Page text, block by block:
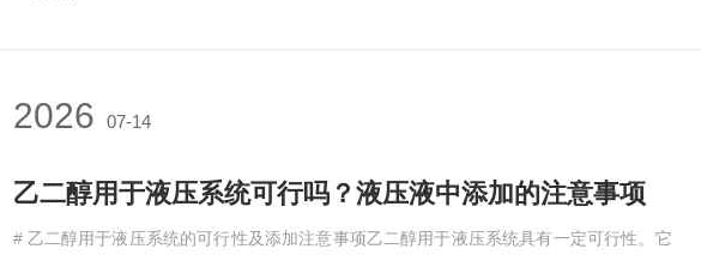
2026 07-14
乙二醇用于液压系统可行吗？液压液中添加的注意事项​
# 乙二醇用于液压系统的可行性及添加注意事项乙二醇用于液压系统具有一定可行性。它